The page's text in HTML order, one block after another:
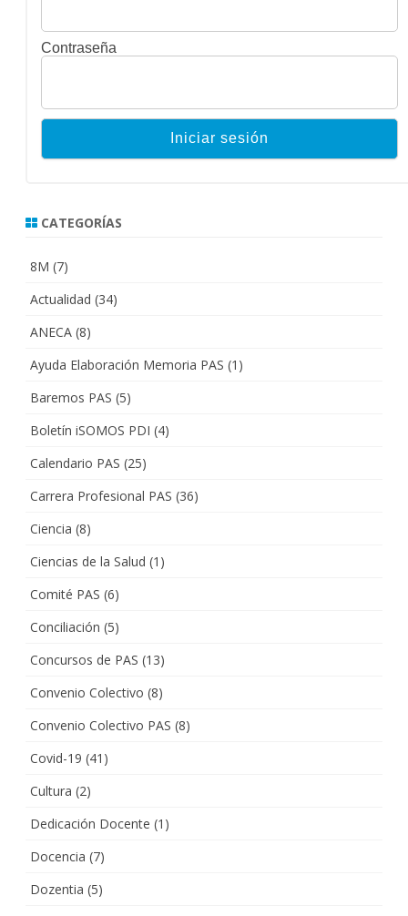
Contraseña
CATEGORÍAS
8M (7)
Actualidad (34)
ANECA (8)
Ayuda Elaboración Memoria PAS (1)
Baremos PAS (5)
Boletín iSOMOS PDI (4)
Calendario PAS (25)
Carrera Profesional PAS (36)
Ciencia (8)
Ciencias de la Salud (1)
Comité PAS (6)
Conciliación (5)
Concursos de PAS (13)
Convenio Colectivo (8)
Convenio Colectivo PAS (8)
Covid-19 (41)
Cultura (2)
Dedicación Docente (1)
Docencia (7)
Dozentia (5)